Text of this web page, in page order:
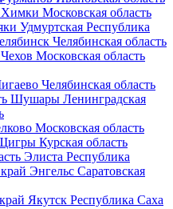
Химки Московская область
Удмуртская Республика
Челябинская область
Чехов Московская область
Челябинская область
Шушары Ленинградская
Московская область
Курская область
Элиста Республика
Энгельс Саратовская
Якутск Республика Саха